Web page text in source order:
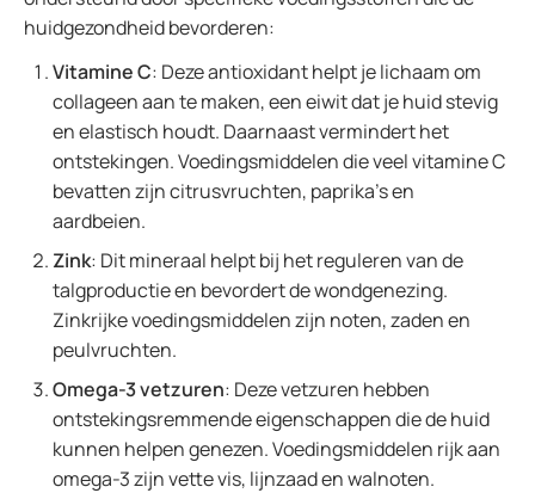
huidgezondheid bevorderen:
Vitamine C: Deze antioxidant helpt je lichaam om
collageen aan te maken, een eiwit dat je huid stevig
en elastisch houdt. Daarnaast vermindert het
ontstekingen. Voedingsmiddelen die veel vitamine C
bevatten zijn citrusvruchten, paprika’s en
aardbeien.
Zink: Dit mineraal helpt bij het reguleren van de
talgproductie en bevordert de wondgenezing.
Zinkrijke voedingsmiddelen zijn noten, zaden en
peulvruchten.
Omega-3 vetzuren: Deze vetzuren hebben
ontstekingsremmende eigenschappen die de huid
kunnen helpen genezen. Voedingsmiddelen rijk aan
omega-3 zijn vette vis, lijnzaad en walnoten.